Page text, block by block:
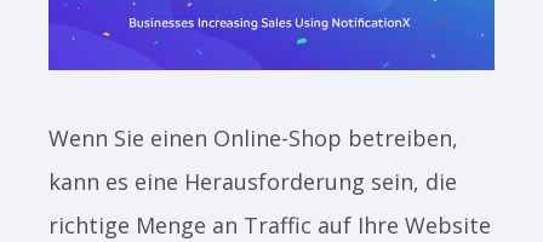
Wenn Sie einen Online-Shop betreiben,
kann es eine Herausforderung sein, die
richtige Menge an Traffic auf Ihre Website